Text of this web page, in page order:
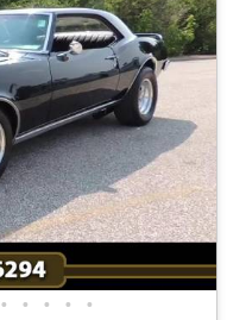
• • • • •